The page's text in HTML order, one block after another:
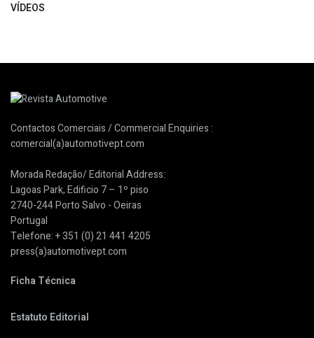
VÍDEOS
Contactos Comerciais / Commercial Enquiries :
comercial(a)automotivept.com
Morada Redação/ Editorial Address:
Lagoas Park, Edificio 7 – 1º piso
2740-244 Porto Salvo - Oeiras
Portugal
Telefone: + 351 (0) 21 441 4205
press(a)automotivept.com
Ficha Técnica
Estatuto Editorial